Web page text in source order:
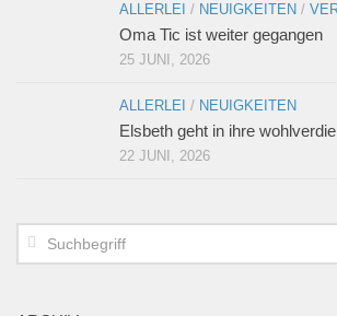
ALLERLEI / NEUIGKEITEN /
Oma Tic ist weiter gegangen
25 JUNI, 2026
ALLERLEI / NEUIGKEITEN
Elsbeth geht in ihre
22 JUNI, 2026